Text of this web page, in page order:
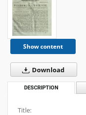
Show content
Download
DESCRIPTION
Title: